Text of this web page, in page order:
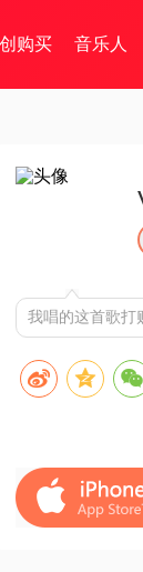
购买 音乐人
我唱的这首歌打